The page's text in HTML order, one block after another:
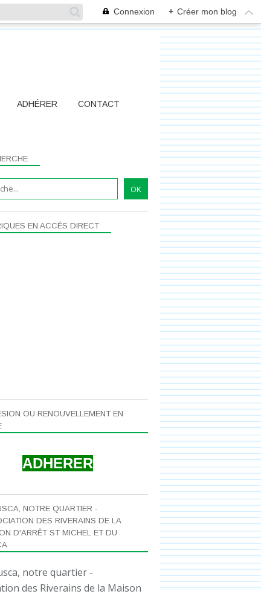
Connexion + Créer mon blog
ADHÉRER CONTACT
NOTRE QUARTIER -
DES RIVERAINS DE LA
D'ARRÊT ST MICHEL ET DU
OU RENOUVELLEMENT EN
ADHERER
EN ACCÉS DIRECT